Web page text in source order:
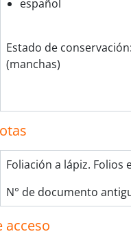
español
Estado de
(manchas)
Foliación a lápiz. Folios
N° de documento
acceso